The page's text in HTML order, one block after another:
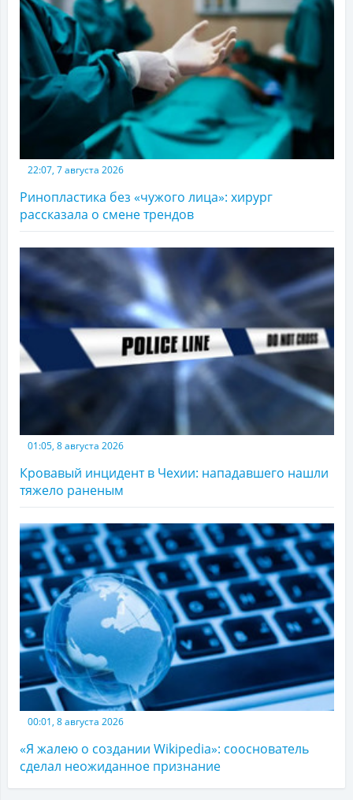
22:07, 7 августа 2026
Ринопластика без «чужого лица»: хирург
рассказала о смене трендов
01:05, 8 августа 2026
Кровавый инцидент в Чехии: нападавшего нашли
тяжело раненым
00:01, 8 августа 2026
«Я жалею о создании Wikipedia»: сооснователь
сделал неожиданное признание